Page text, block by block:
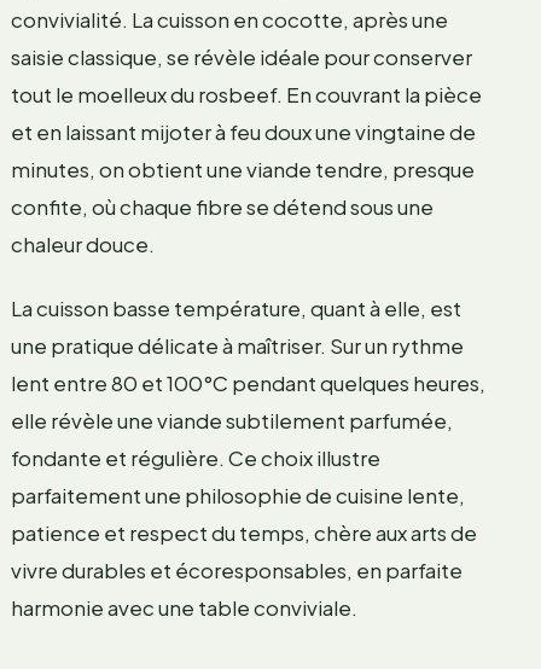
convivialité. La cuisson en cocotte, après une
saisie classique, se révèle idéale pour conserver
tout le moelleux du rosbeef. En couvrant la pièce
et en laissant mijoter à feu doux une vingtaine de
minutes, on obtient une viande tendre, presque
confite, où chaque fibre se détend sous une
chaleur douce.
La cuisson basse température, quant à elle, est
une pratique délicate à maîtriser. Sur un rythme
lent entre 80 et 100°C pendant quelques heures,
elle révèle une viande subtilement parfumée,
fondante et régulière. Ce choix illustre
parfaitement une philosophie de cuisine lente,
patience et respect du temps, chère aux arts de
vivre durables et écoresponsables, en parfaite
harmonie avec une table conviviale.